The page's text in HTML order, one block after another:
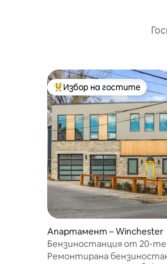
Най-популярен избор на
Избор на гостите
Апартамент – Winchester
Бензиностанция от 20-те
миналия век в Стария град
Ремонтирана